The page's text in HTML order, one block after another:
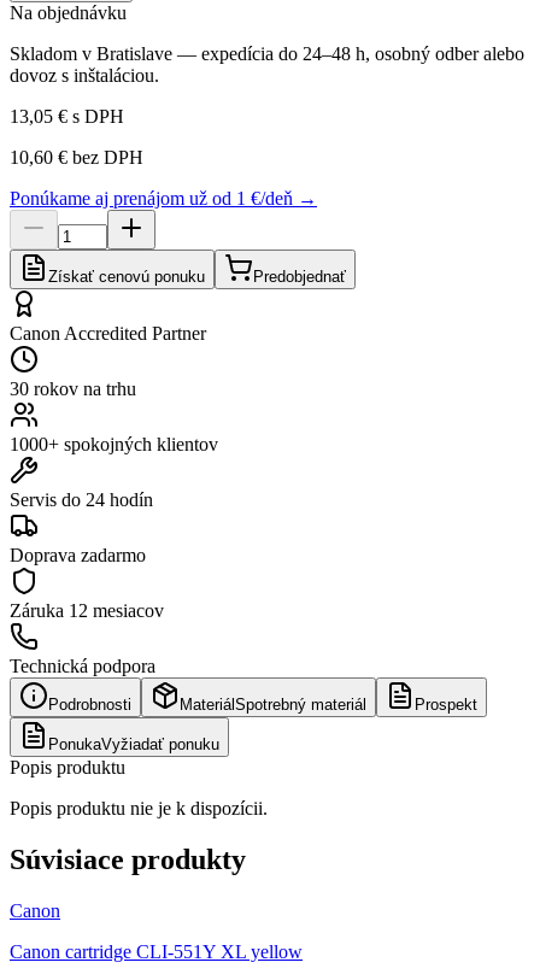
Na objednávku
Skladom v Bratislave — expedícia do 24–48 h, osobný odber alebo
dovoz s inštaláciou.
13,05 € s DPH
10,60 € bez DPH
Ponúkame aj prenájom už od 1 €/deň →
Získať cenovú ponuku Predobjednať
Canon Accredited Partner
30 rokov na trhu
1000+ spokojných klientov
Servis do 24 hodín
Doprava zadarmo
Záruka 12 mesiacov
Technická podpora
Podrobnosti Materiál Spotrebný materiál Prospekt
PonukaVyžiadať ponuku
Popis produktu
Popis produktu nie je k dispozícii.
Súvisiace produkty
Canon
Canon cartridge CLI-551Y XL yellow